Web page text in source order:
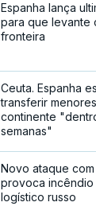
Espanha lança
para que levante
fronteira
Ceuta. Espanha
transferir
continente
semanas"
Novo ataque
provoca incêndio
logístico russo